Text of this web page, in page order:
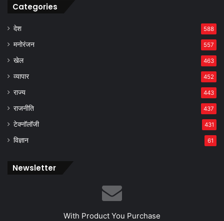
Categories
देश 588
मनोरंजन 557
खेल 463
व्यापार 452
राज्य 443
राजनीति 437
टेक्नॉलॉजी 431
विज्ञान 61
Newsletter
With Product You Purchase